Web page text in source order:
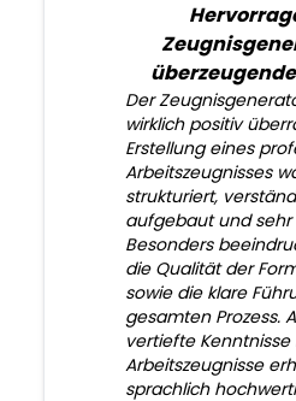
Der
wirklich positiv
Erstellung eines
Arbeitszeugnisses
strukturiert,
aufgebaut und sehr
Besonders
die Qualität der
sowie die klare
gesamten Prozess.
vertiefte Kenntnisse
Arbeitszeugnisse
sprachlich